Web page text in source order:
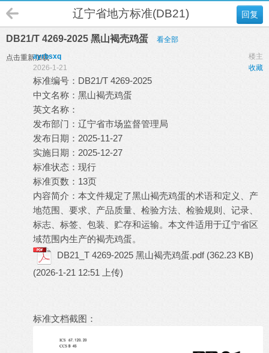
回复
辽宁省地方标准(DB21)
DB21/T 4269-2025 黑山褐壳鸡蛋 看全部
点击重新加载 楼主
ayrbsxq
收藏
2026-1-21
标准编号：DB21/T 4269-2025
中文名称：黑山褐壳鸡蛋
英文名称：
发布部门：辽宁省市场监督管理局
发布日期：2025-11-27
实施日期：2025-12-27
标准状态：现行
标准页数：13页
内容简介：本文件规定了黑山褐壳鸡蛋的术语和定义、产
地范围、要求、产品质量、检验方法、检验规则、记录、
标志、标签、包装、贮存和运输。本文件适用于辽宁省区
域范围内生产的褐壳鸡蛋。
DB21_T 4269-2025 黑山褐壳鸡蛋.pdf (362.23 KB)
(2026-1-21 12:51 上传)
标准文档截图：